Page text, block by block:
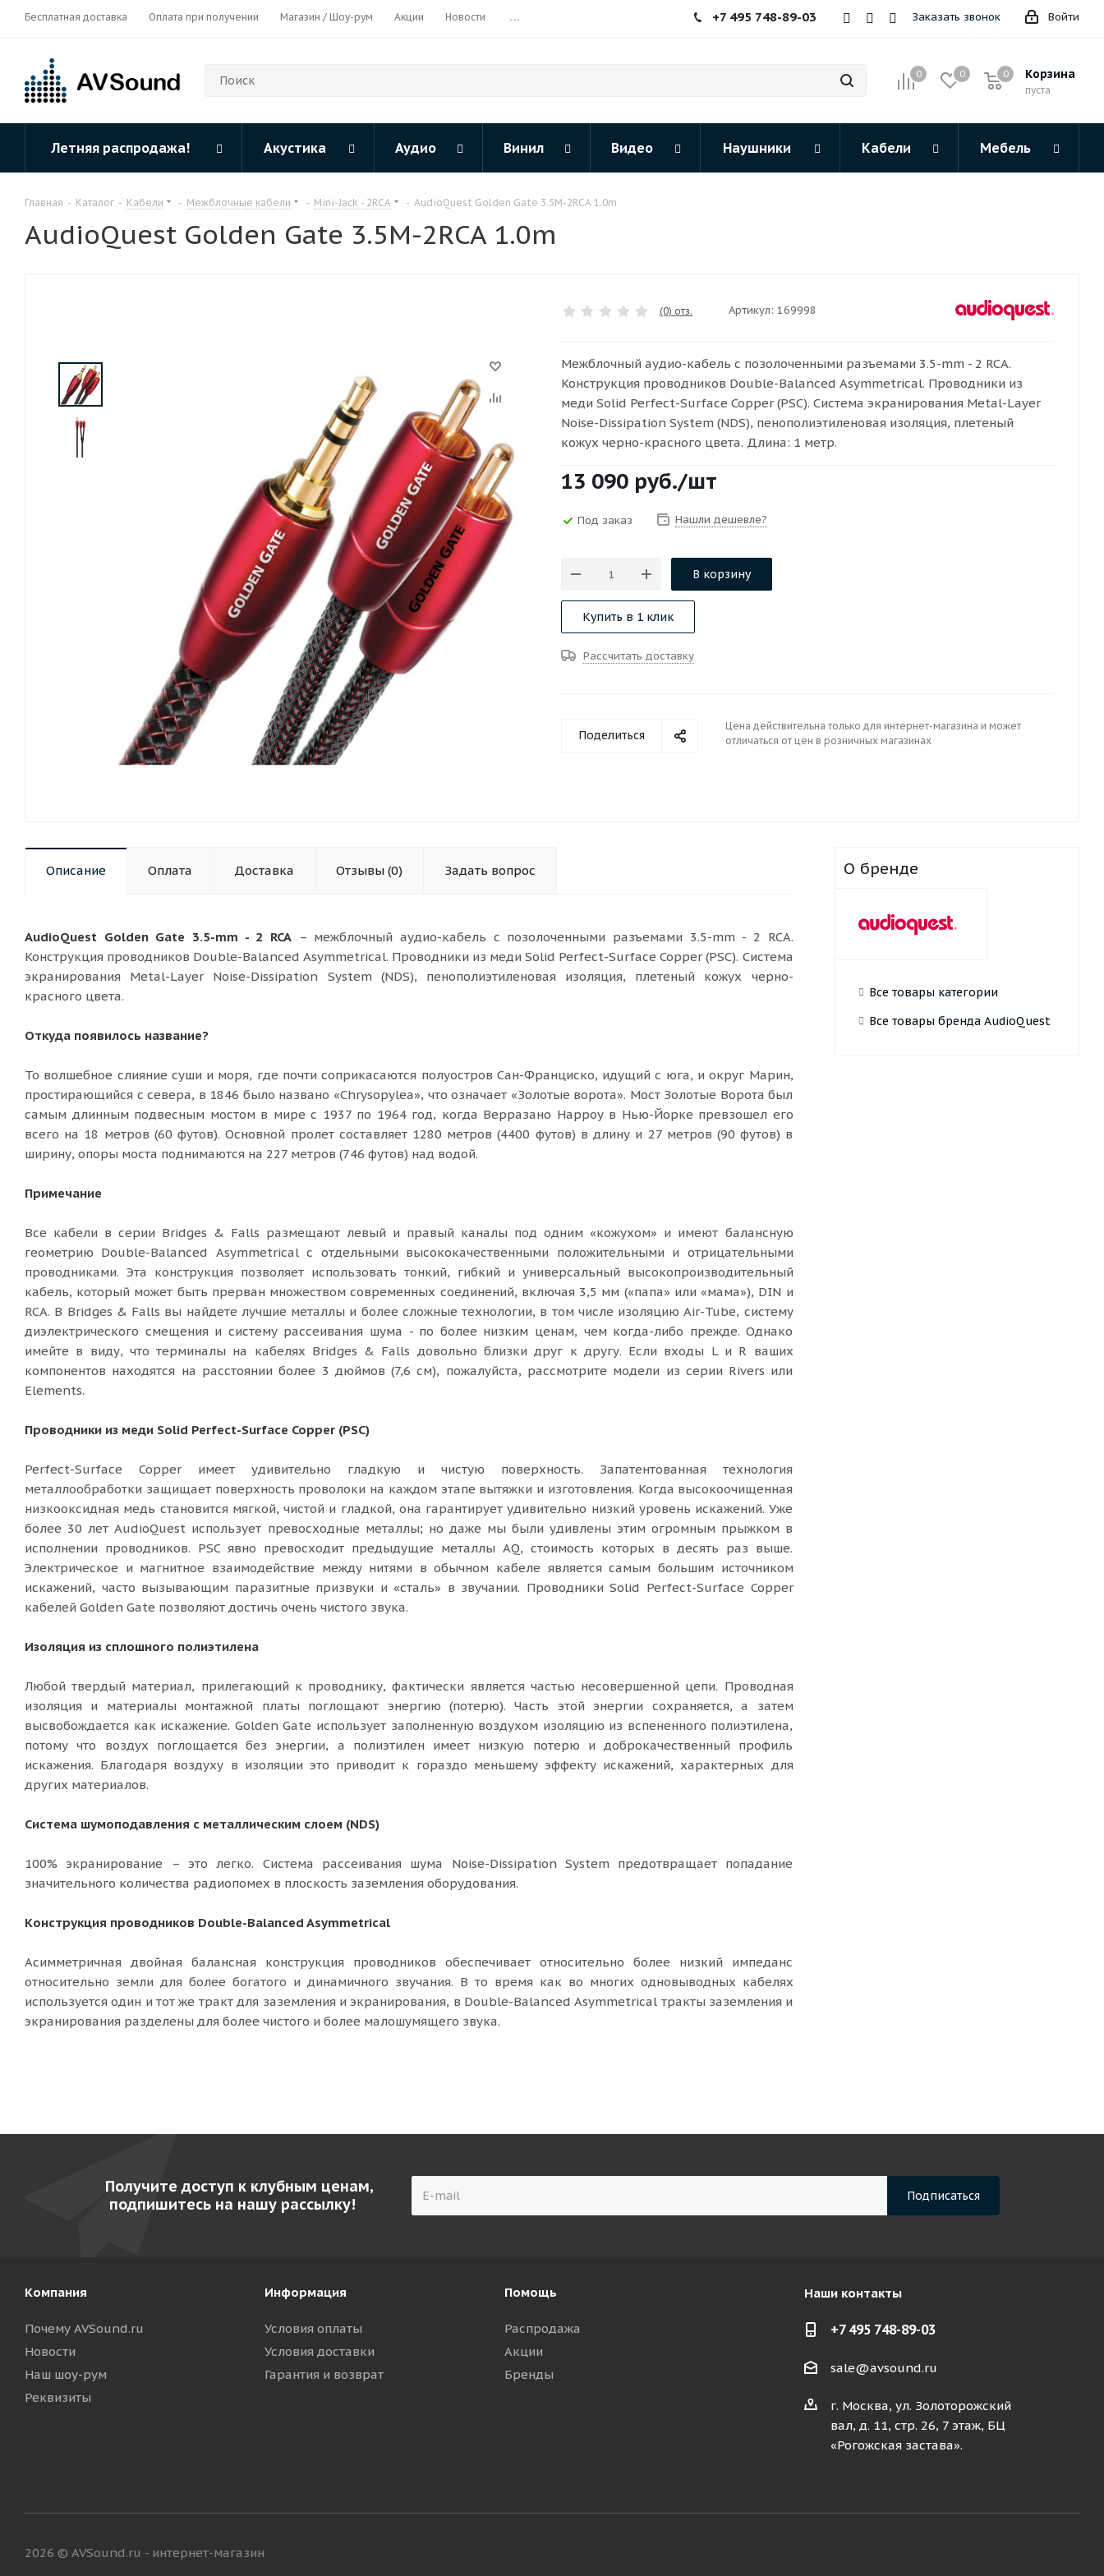
Бесплатная доставка Оплата при получении Магазин / Шоу-рум Акции Новости ... Войти
+7 495 748-89-03 Заказать звонок
0 0 Корзина
пуста
0
Летняя распродажа! Акустика Аудио Винил Видео Наушники Кабели Мебель
Главная - Каталог - Кабели - Межблочные кабели - Mini-Jack - 2RCA - AudioQuest Golden Gate 3.5M-2RCA 1.0m
AudioQuest Golden Gate 3.5M-2RCA 1.0m
(0) отз. Артикул: 169998
Межблочный аудио-кабель с позолоченными разъемами 3.5-mm - 2 RCA.
Конструкция проводников Double-Balanced Asymmetrical. Проводники из
меди Solid Perfect-Surface Copper (PSC). Система экранирования Metal-Layer
Noise-Dissipation System (NDS), пенополиэтиленовая изоляция, плетеный
кожух черно-красного цвета. Длина: 1 метр.
13 090 руб./шт
Под заказ Нашли дешевле?
В корзину
Купить в 1 клик
Рассчитать доставку
Поделиться
Цена действительна только для интернет-магазина и может
отличаться от цен в розничных магазинах
Описание Оплата Доставка Отзывы (0) Задать вопрос
AudioQuest Golden Gate 3.5-mm - 2 RCA– межблочный аудио-кабель с позолоченными разъемами 3.5-mm - 2 RCA.
Конструкция проводников Double-Balanced Asymmetrical. Проводники из меди Solid Perfect-Surface Copper (PSC). Система
экранирования Metal-Layer Noise-Dissipation System (NDS), пенополиэтиленовая изоляция, плетеный кожух черно-
красного цвета.
Откуда появилось название?
То волшебное слияние суши и моря, где почти соприкасаются полуостров Сан-Франциско, идущий с юга, и округ Марин,
простирающийся с севера, в 1846 было названо «Chrysopylea», что означает «Золотые ворота». Мост Золотые Ворота был
самым длинным подвесным мостом в мире с 1937 по 1964 год, когда Верразано Нарроу в Нью-Йорке превзошел его
всего на 18 метров (60 футов). Основной пролет составляет 1280 метров (4400 футов) в длину и 27 метров (90 футов) в
ширину, опоры моста поднимаются на 227 метров (746 футов) над водой.
Примечание
Все кабели в серии Bridges & Falls размещают левый и правый каналы под одним «кожухом» и имеют балансную
геометрию Double-Balanced Asymmetrical с отдельными высококачественными положительными и отрицательными
проводниками. Эта конструкция позволяет использовать тонкий, гибкий и универсальный высокопроизводительный
кабель, который может быть прерван множеством современных соединений, включая 3,5 мм («папа» или «мама»), DIN и
RCA. В Bridges & Falls вы найдете лучшие металлы и более сложные технологии, в том числе изоляцию Air-Tube, систему
диэлектрического смещения и систему рассеивания шума - по более низким ценам, чем когда-либо прежде. Однако
имейте в виду, что терминалы на кабелях Bridges & Falls довольно близки друг к другу. Если входы L и R ваших
компонентов находятся на расстоянии более 3 дюймов (7,6 см), пожалуйста, рассмотрите модели из серии Rivers или
Elements.
Проводники из меди Solid Perfect-Surface Copper (PSC)
Perfect-Surface Copper имеет удивительно гладкую и чистую поверхность. Запатентованная технология
металлообработки защищает поверхность проволоки на каждом этапе вытяжки и изготовления. Когда высокоочищенная
низкооксидная медь становится мягкой, чистой и гладкой, она гарантирует удивительно низкий уровень искажений. Уже
более 30 лет AudioQuest использует превосходные металлы; но даже мы были удивлены этим огромным прыжком в
исполнении проводников. PSC явно превосходит предыдущие металлы AQ, стоимость которых в десять раз выше.
Электрическое и магнитное взаимодействие между нитями в обычном кабеле является самым большим источником
искажений, часто вызывающим паразитные призвуки и «сталь» в звучании. Проводники Solid Perfect-Surface Copper
кабелей Golden Gate позволяют достичь очень чистого звука.
Изоляция из сплошного полиэтилена
Любой твердый материал, прилегающий к проводнику, фактически является частью несовершенной цепи. Проводная
изоляция и материалы монтажной платы поглощают энергию (потерю). Часть этой энергии сохраняется, а затем
высвобождается как искажение. Golden Gate использует заполненную воздухом изоляцию из вспененного полиэтилена,
потому что воздух поглощается без энергии, а полиэтилен имеет низкую потерю и доброкачественный профиль
искажения. Благодаря воздуху в изоляции это приводит к гораздо меньшему эффекту искажений, характерных для
других материалов.
Система шумоподавления с металлическим слоем (NDS)
100% экранирование – это легко. Система рассеивания шума Noise-Dissipation System предотвращает попадание
значительного количества радиопомех в плоскость заземления оборудования.
Конструкция проводников Double-Balanced Asymmetrical
Асимметричная двойная балансная конструкция проводников обеспечивает относительно более низкий импеданс
относительно земли для более богатого и динамичного звучания. В то время как во многих одновыводных кабелях
используется один и тот же тракт для заземления и экранирования, в Double-Balanced Asymmetrical тракты заземления и
экранирования разделены для более чистого и более малошумящего звука.
О бренде
Все товары категории
Все товары бренда AudioQuest
Получите доступ к клубным ценам,
подпишитесь на нашу рассылку!
Компания
Почему AVSound.ru
Новости
Наш шоу-рум
Реквизиты
Информация
Условия оплаты
Условия доставки
Гарантия и возврат
Помощь
Распродажа
Акции
Бренды
Наши контакты
+7 495 748-89-03
sale@avsound.ru
г. Москва, ул. Золоторожский
вал, д. 11, стр. 26, 7 этаж, БЦ
«Рогожская застава».
2026 © AVSound.ru - интернет-магазин